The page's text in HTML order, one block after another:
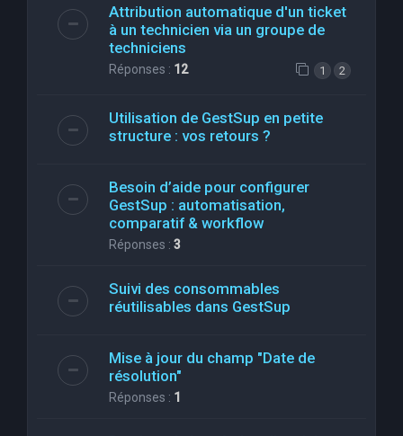
Attribution automatique d'un ticket
à un technicien via un groupe de
techniciens
Réponses : 12 1 2
Utilisation de GestSup en petite
structure : vos retours ?
Besoin d’aide pour configurer
GestSup : automatisation,
comparatif & workflow
Réponses : 3
Suivi des consommables
réutilisables dans GestSup
Mise à jour du champ "Date de
résolution"
Réponses : 1